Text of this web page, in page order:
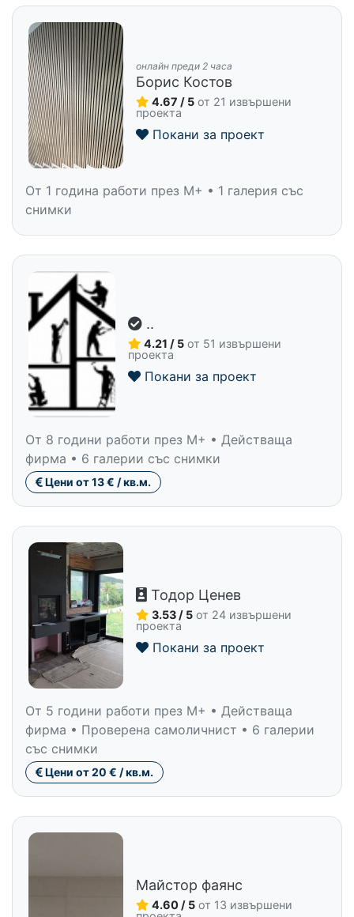
онлайн преди 2 часа
Борис Костов
4.67 / 5 от 21 извършени
проекта
Покани за проект
От 1 година работи през M+ • 1 галерия със
снимки
..
4.21 / 5 от 51 извършени
проекта
Покани за проект
От 8 години работи през M+ • Действаща
фирма • 6 галерии със снимки
Цени от 13 € / кв.м.
Тодор Ценев
3.53 / 5 от 24 извършени
проекта
Покани за проект
От 5 години работи през M+ • Действаща
фирма • Проверена самоличнист • 6 галерии
със снимки
Цени от 20 € / кв.м.
Майстор фаянс
4.60 / 5 от 13 извършени